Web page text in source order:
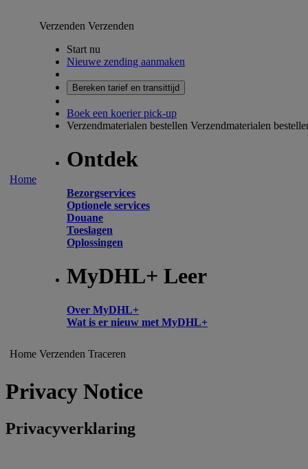
Home
Verzenden Verzenden
Start nu
Nieuwe zending aanmaken
Bereken tarief en transittijd
Boek een koerier pick-up
Verzendmaterialen bestellen Verzendmaterialen
Ontdek
Bezorgservices
Optionele services
Douane
Toeslagen
Oplossingen
MyDHL+ Leer
Over MyDHL+
Wat is er nieuw met MyDHL+
Home Verzenden Traceren
Privacy Notice
Privacyverklaring